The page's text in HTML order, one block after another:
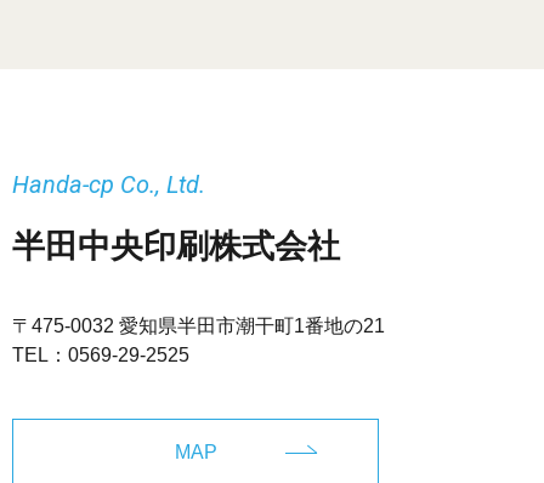
半田中央印刷株式会社
Handa-cp Co., Ltd.
〒475-0032 愛知県半田市潮干町1番地の21
TEL： 0569-29-2525
MAP